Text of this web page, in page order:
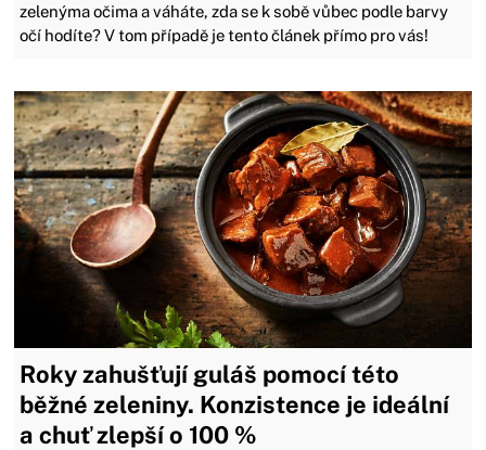
zelenýma očima a váháte, zda se k sobě vůbec podle barvy
očí hodíte? V tom případě je tento článek přímo pro vás!
Roky zahušťují guláš pomocí této
běžné zeleniny. Konzistence je ideální
a chuť zlepší o 100 %